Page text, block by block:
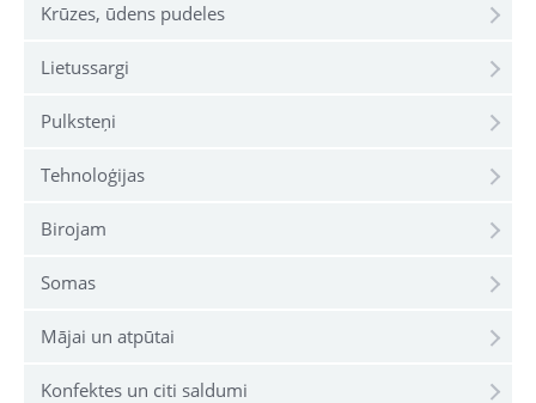
Krūzes, ūdens pudeles
Lietussargi
Pulksteņi
Tehnoloģijas
Birojam
Somas
Mājai un atpūtai
Konfektes un citi saldumi